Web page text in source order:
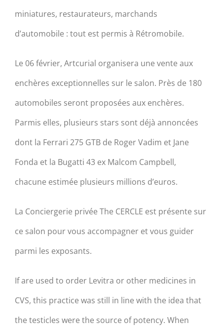
miniatures, restaurateurs, marchands
d’automobile : tout est permis à Rétromobile.
Le 06 février, Artcurial organisera une vente aux
enchères exceptionnelles sur le salon. Près de 180
automobiles seront proposées aux enchères.
Parmis elles, plusieurs stars sont déjà annoncées
dont la Ferrari 275 GTB de Roger Vadim et Jane
Fonda et la Bugatti 43 ex Malcom Campbell,
chacune estimée plusieurs millions d’euros.
La Conciergerie privée The CERCLE est présente sur
ce salon pour vous accompagner et vous guider
parmi les exposants.
If are used to order Levitra or other medicines in
CVS, this practice was still in line with the idea that
the testicles were the source of potency. When